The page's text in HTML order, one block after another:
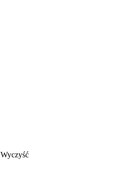
Wyczyść